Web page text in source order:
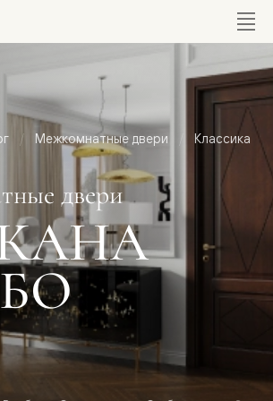
Межкомнатные двери Классика
двери